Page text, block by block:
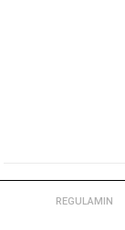
REGULAMIN